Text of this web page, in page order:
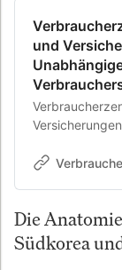
und
und
Die
Südkorea